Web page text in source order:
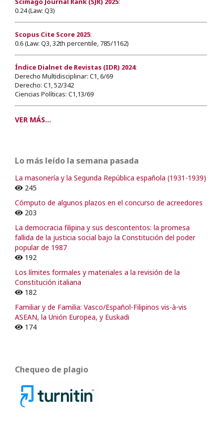
0.24 (Law: Q3)
Scopus Cite Score 2025:
0.6 (Law: Q3, 32th percentile, 785/1162)
Índice Dialnet de Revistas (IDR) 2024:
Derecho Multidisciplinar: C1, 6/69
Derecho: C1, 52/342
Ciencias Políticas: C1,13/69
VER MÁS...
Lo más leído la semana pasada
La masonería y la Segunda República española (1931-1939)
245
Cómputo de algunos plazos en el concurso de acreedores
203
La democracia filipina y sus descontentos: la promesa
fallida de la justicia social bajo la Constitución del poder
popular de 1987
192
Los límites formales y materiales a la revisión de la
Constitución italiana
182
Familiar y de Familia: Vasco/Español-Filipinos vis-à-vis
ASEAN, la Unión Europea, y Euskadi
174
Chequeo de plagio